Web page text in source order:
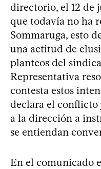
directorio, el 12 de
que todavía no ha
Sommaruga, esto
una actitud de
planteos del
Representativa
contesta estos
declara el conflicto
a la dirección a
se entiendan
En el comunicado